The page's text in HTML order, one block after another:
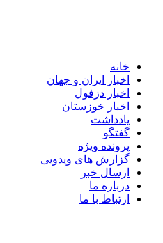
خانه
اخبار ایران و جهان
اخبار دزفول
اخبار خوزستان
یادداشت
گفتگو
پرونده ویژه
گزارش های ویدویی
ارسال خبر
درباره ما
ارتباط با ما